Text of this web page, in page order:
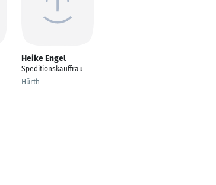
Heike Engel
Speditionskauffrau
Hürth